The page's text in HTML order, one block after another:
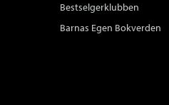
Bestselgerklubben
Barnas Egen Bokverden